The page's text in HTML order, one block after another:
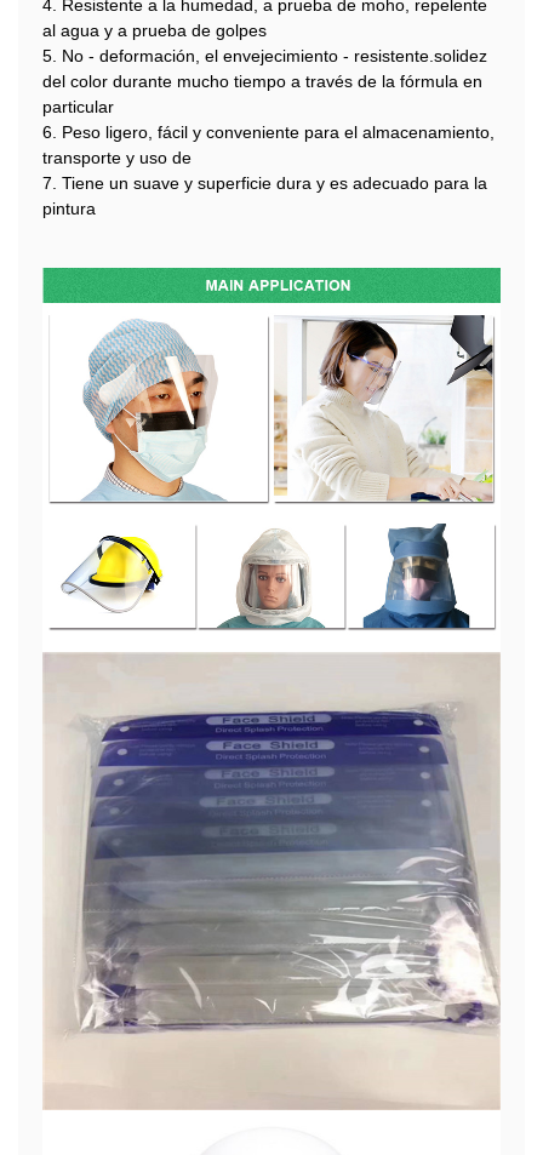
4. Resistente a la humedad, a prueba de moho, repelente
al agua y a prueba de golpes
5. No - deformación, el envejecimiento - resistente.solidez
del color durante mucho tiempo a través de la fórmula en
particular
6. Peso ligero, fácil y conveniente para el almacenamiento,
transporte y uso de
7. Tiene un suave y superficie dura y es adecuado para la
pintura